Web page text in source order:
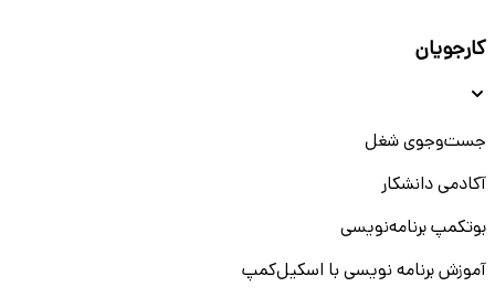
کارجویان
جست‌و‌جوی شغل
آکادمی دانشکار
بوتکمپ برنامه‌نویسی
آموزش برنامه نویسی با اسکیل‌کمپ